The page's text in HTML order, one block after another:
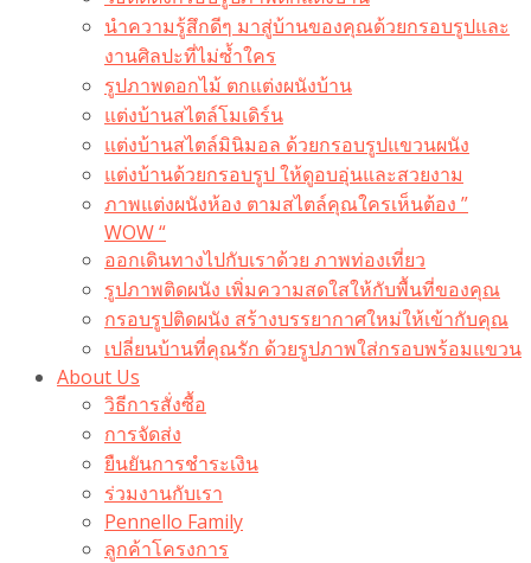
นำความรู้สึกดีๆ มาสู่บ้านของคุณด้วยกรอบรูปและ
งานศิลปะที่ไม่ซ้ำใคร
รูปภาพดอกไม้ ตกแต่งผนังบ้าน
แต่งบ้านสไตล์โมเดิร์น
แต่งบ้านสไตล์มินิมอล ด้วยกรอบรูปแขวนผนัง
แต่งบ้านด้วยกรอบรูป ให้ดูอบอุ่นและสวยงาม
ภาพแต่งผนังห้อง ตามสไตล์คุณใครเห็นต้อง ”
WOW “
ออกเดินทางไปกับเราด้วย ภาพท่องเที่ยว
รูปภาพติดผนัง เพิ่มความสดใสให้กับพื้นที่ของคุณ
กรอบรูปติดผนัง สร้างบรรยากาศใหม่ให้เข้ากับคุณ
เปลี่ยนบ้านที่คุณรัก ด้วยรูปภาพใส่กรอบพร้อมแขวน​
About Us
วิธีการสั่งซื้อ
การจัดส่ง
ยืนยันการชำระเงิน
ร่วมงานกับเรา
Pennello Family
ลูกค้าโครงการ